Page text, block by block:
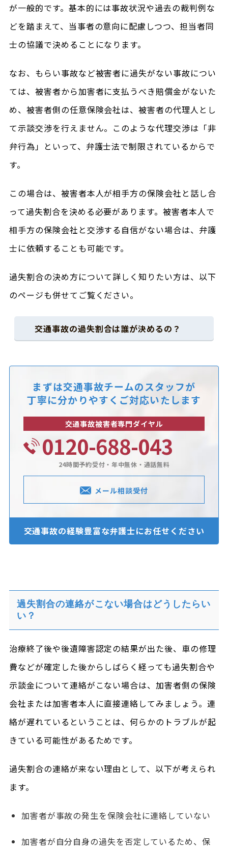
が一般的です。基本的には事故状況や過去の裁判例な
どを踏まえて、当事者の意向に配慮しつつ、担当者同
士の協議で決めることになります。
なお、もらい事故など被害者に過失がない事故につい
ては、被害者から加害者に支払うべき賠償金がないた
め、被害者側の任意保険会社は、被害者の代理人とし
て示談交渉を行えません。このような代理交渉は「非
弁行為」といって、弁護士法で制限されているからで
す。
この場合は、被害者本人が相手方の保険会社と話し合
って過失割合を決める必要があります。被害者本人で
相手方の保険会社と交渉する自信がない場合は、弁護
士に依頼することも可能です。
過失割合の決め方について詳しく知りたい方は、以下
のページも併せてご覧ください。
交通事故の過失割合は誰が決めるの？
まずは交通事故チームのスタッフが
丁寧に分かりやすくご対応いたします
交通事故被害者専門ダイヤル
0120-688-043
24時間予約受付・年中無休・通話無料
メール相談受付
交通事故の経験豊富な弁護士にお任せください
過失割合の連絡がこない場合はどうしたらい
い？
治療終了後や後遺障害認定の結果が出た後、車の修理
費などが確定した後からしばらく経っても過失割合や
示談金について連絡がこない場合は、加害者側の保険
会社または加害者本人に直接連絡してみましょう。連
絡が遅れているということは、何らかのトラブルが起
きている可能性があるためです。
過失割合の連絡が来ない理由として、以下が考えられ
ます。
加害者が事故の発生を保険会社に連絡していない
加害者が自分自身の過失を否定しているため、保